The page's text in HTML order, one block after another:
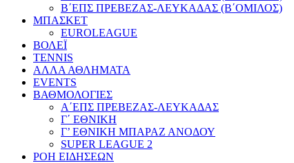
Β΄ΕΠΣ ΠΡΕΒΕΖΑΣ-ΛΕΥΚΑΔΑΣ (Β΄ΟΜΙΛΟΣ)
ΜΠΑΣΚΕΤ
EUROLEAGUE
ΒΟΛΕΪ
TENNIS
ΑΛΛΑ ΑΘΛΗΜΑΤΑ
EVENTS
ΒΑΘΜΟΛΟΓΙΕΣ
Α΄ΕΠΣ ΠΡΕΒΕΖΑΣ-ΛΕΥΚΑΔΑΣ
Γ΄ ΕΘΝΙΚΗ
Γ’ ΕΘΝΙΚΗ ΜΠΑΡΑΖ ΑΝΟΔΟΥ
SUPER LEAGUE 2
ΡΟΗ ΕΙΔΗΣΕΩΝ